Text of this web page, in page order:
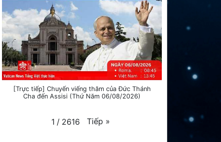
[Trực tiếp] Chuyến viếng thăm của Đức Thánh
Cha đến Assisi (Thứ Năm 06/08/2026)
1 / 2616 Tiếp »